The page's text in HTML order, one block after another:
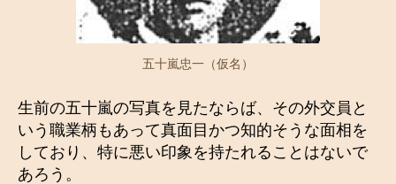
五十嵐忠一（仮名）
生前の五十嵐の写真を見たならば、その外交員と
いう職業柄もあって真面目かつ知的そうな面相を
しており、特に悪い印象を持たれることはないで
あろう。